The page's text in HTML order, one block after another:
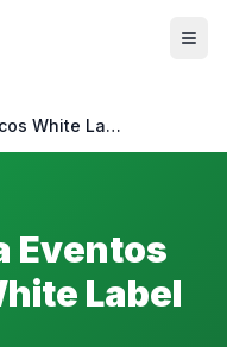
White La…
Eventos
Label